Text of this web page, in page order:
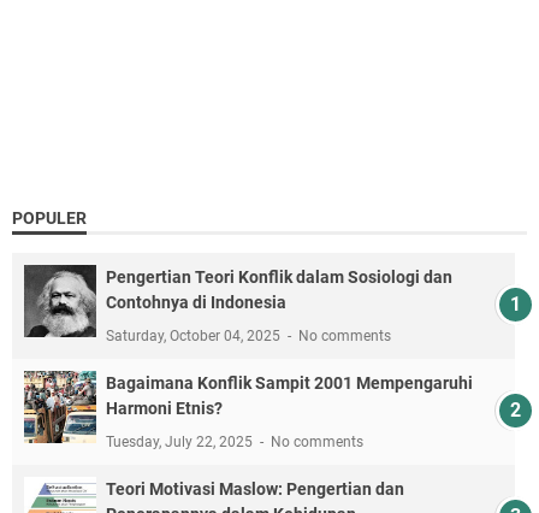
POPULER
Pengertian Teori Konflik dalam Sosiologi dan
Contohnya di Indonesia
Saturday, October 04, 2025 No comments
Bagaimana Konflik Sampit 2001 Mempengaruhi
Harmoni Etnis?
Tuesday, July 22, 2025 No comments
Teori Motivasi Maslow: Pengertian dan